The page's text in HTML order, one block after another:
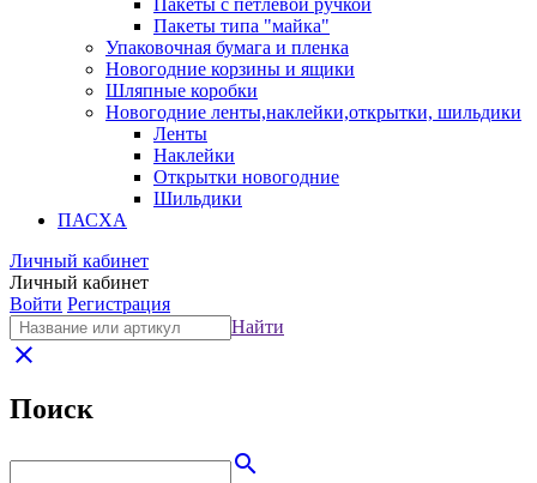
Пакеты с петлевой ручкой
Пакеты типа "майка"
Упаковочная бумага и пленка
Новогодние корзины и ящики
Шляпные коробки
Новогодние ленты,наклейки,открытки, шильдики
Ленты
Наклейки
Открытки новогодние
Шильдики
ПАСХА
Личный кабинет
Личный кабинет
Войти Регистрация
Найти
close
Поиск
search